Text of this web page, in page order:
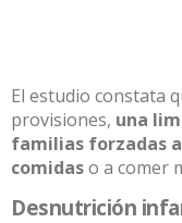
El estudio constata
provisiones, una
familias forzadas
comidaso a comer
Desnutrición